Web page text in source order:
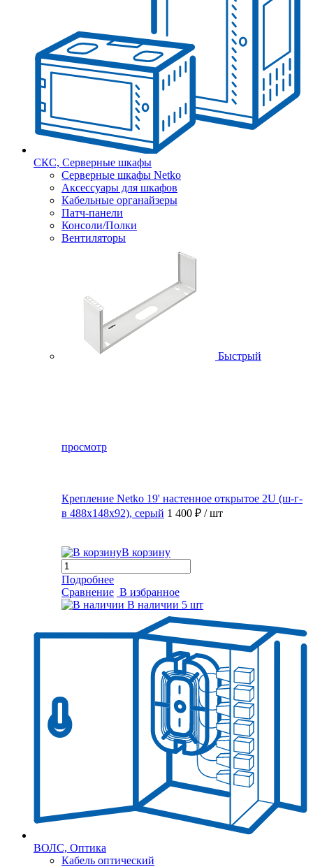
СКС, Серверные шкафы
Серверные шкафы Netko
Аксессуары для шкафов
Кабельные органайзеры
Патч-панели
Консоли/Полки
Вентиляторы
Быстрый
просмотр
Крепление Netko 19' настенное открытое 2U (ш-г-
в 488х148х92), серый 1 400 ₽ / шт
В корзину
Подробнее
Сравнение В избранное
В наличии 5 шт
ВОЛС, Оптика
Кабель оптический